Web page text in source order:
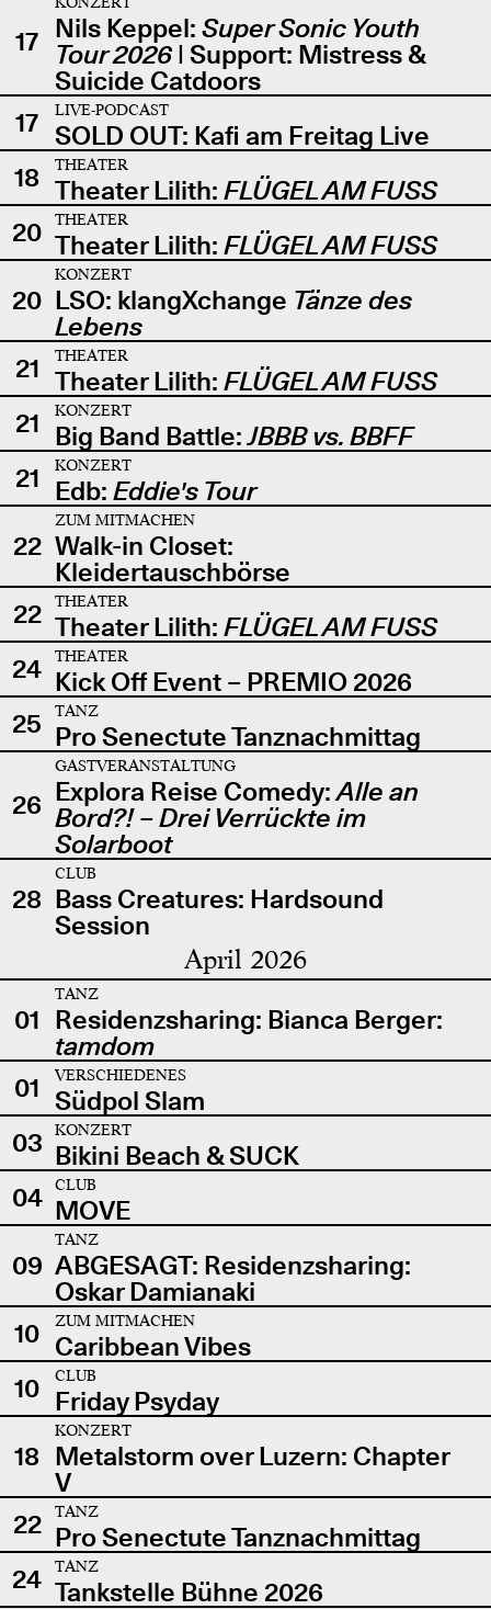
17 Nils Keppel: Super Sonic Youth
Tour 2026| Support: Mistress &
Suicide Catdoors
17
LIVE-PODCAST
SOLD OUT: Kafi am Freitag Live
18
THEATER
Theater Lilith: FLÜGEL AM FUSS
20
THEATER
Theater Lilith: FLÜGEL AM FUSS
20
KONZERT
LSO: klangXchange Tänze des
Lebens
21
THEATER
Theater Lilith: FLÜGEL AM FUSS
21
KONZERT
Big Band Battle:JBBB vs. BBFF
21
KONZERT
Edb: Eddie's Tour
22
ZUM MITMACHEN
Walk-in Closet:
Kleidertauschbörse
22
THEATER
Theater Lilith: FLÜGEL AM FUSS
24
THEATER
Kick Off Event – PREMIO 2026
25
TANZ
Pro Senectute Tanznachmittag
26
GASTVERANSTALTUNG
Explora Reise Comedy:Alle an
Bord?! – Drei Verrückte im
Solarboot
28
CLUB
Bass Creatures: Hardsound
Session
April 2026
01
TANZ
Residenzsharing: Bianca Berger:
tamdom
01
VERSCHIEDENES
Südpol Slam
03
KONZERT
Bikini Beach & SUCK
04
CLUB
MOVE
09
TANZ
ABGESAGT: Residenzsharing:
Oskar Damianaki
10
ZUM MITMACHEN
Caribbean Vibes
10
CLUB
Friday Psyday
18
KONZERT
Metalstorm over Luzern: Chapter
V
22
TANZ
Pro Senectute Tanznachmittag
24
TANZ
Tankstelle Bühne 2026